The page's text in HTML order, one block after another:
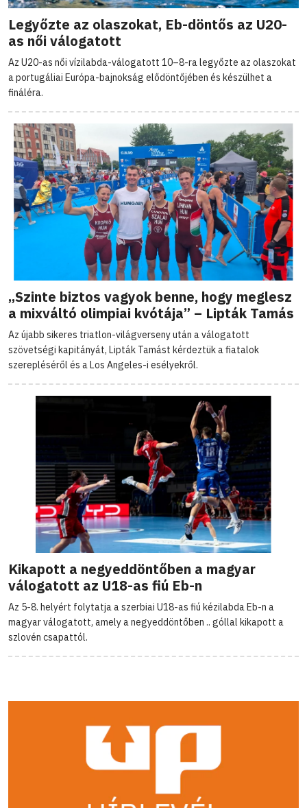
Legyőzte az olaszokat, Eb-döntős az U20-
as női válogatott
Az U20-as női vízilabda-válogatott 10–8-ra legyőzte az olaszokat
a portugáliai Európa-bajnokság elődöntőjében és készülhet a
fináléra.
„Szinte biztos vagyok benne, hogy meglesz
a mixváltó olimpiai kvótája” – Lipták Tamás
Az újabb sikeres triatlon-világverseny után a válogatott
szövetségi kapitányát, Lipták Tamást kérdeztük a fiatalok
szerepléséről és a Los Angeles-i esélyekről.
Kikapott a negyeddöntőben a magyar
válogatott az U18-as fiú Eb-n
Az 5-8. helyért folytatja a szerbiai U18-as fiú kézilabda Eb-n a
magyar válogatott, amely a negyeddöntőben .. góllal kikapott a
szlovén csapattól.